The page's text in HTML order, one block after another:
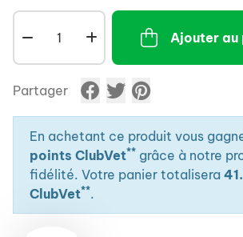
Ajouter au
Partager
En achetant ce produit vous
points ClubVet** grâce à notre
fidélité. Votre panier totalisera
ClubVet**.